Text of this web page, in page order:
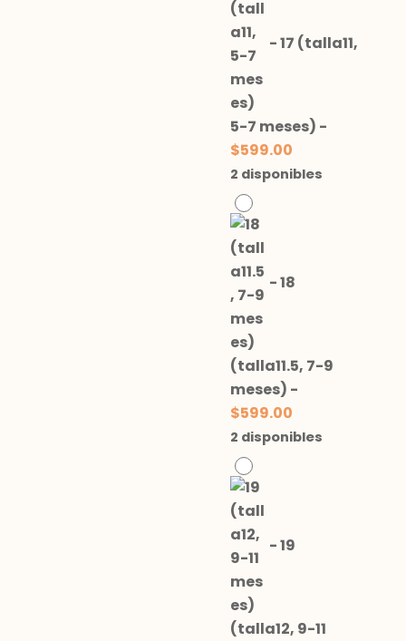
-17 (talla11,
5-7 meses) -
$599.00
2 disponibles
-18
(talla11.5, 7-9
meses) -
$599.00
2 disponibles
-19
(talla12, 9-11